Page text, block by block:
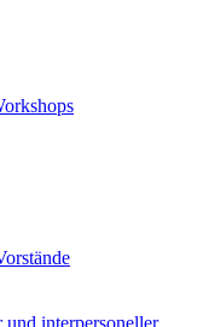
und interpersoneller